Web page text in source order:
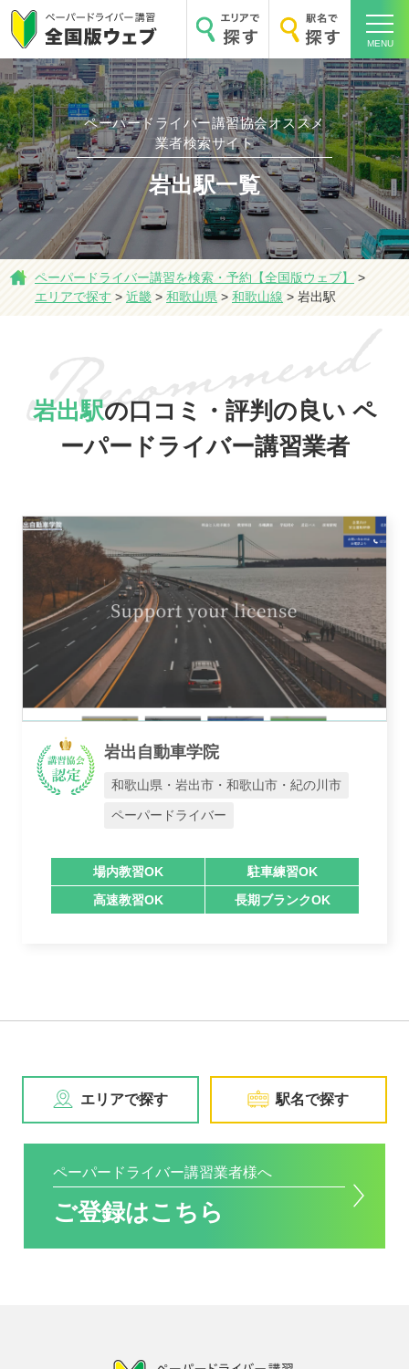
MENU
ホーム
エリアで探す
おすすめ業者
運営会社
業者様登録はこちら
ペーパードライバー講習協会オススメ
業者検索サイト
岩出駅一覧
ペーパードライバー講習を検索・予約【全国版ウェブ】
>
エリアで探す > 近畿 > 和歌山県 > 和歌山線 > 岩出駅
岩出駅の口コミ・評判の良い ペ
ーパードライバー講習業者
岩出自動車学院
和歌山県・岩出市・和歌山市・紀の川市
ペーパードライバー
場内教習OK
駐車練習OK
高速教習OK
長期ブランクOK
エリアで探す 駅名で探す
ペーパードライバー講習業者様へ
ご登録はこちら